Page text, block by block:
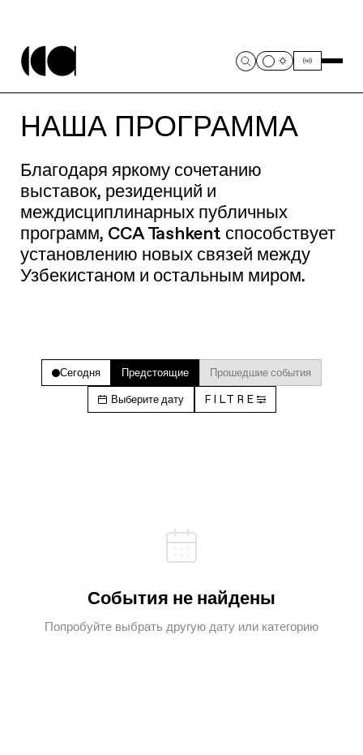
НАША ПРОГРАММА
Благодаря яркому сочетанию
выставок, резиденций и
междисциплинарных публичных
программ, CCA Tashkent способствует
установлению новых связей между
Узбекистаном и остальным миром.
Сегодня Предстоящие Прошедшие события
Выберите дату FILTRE
События не найдены
Попробуйте выбрать другую дату или категорию